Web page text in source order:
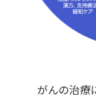
がんの治療